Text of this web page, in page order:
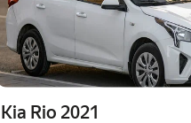
Kia Rio 2021